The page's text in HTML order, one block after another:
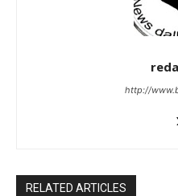
http://
RELATED ARTICLES